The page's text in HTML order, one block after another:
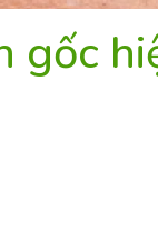
gốc